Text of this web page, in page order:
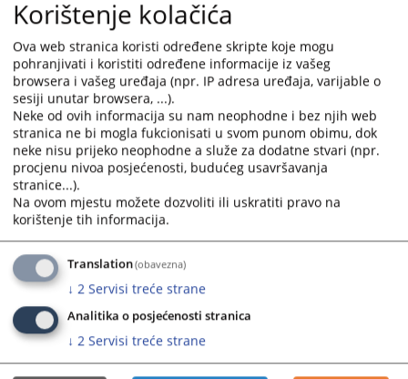
Upisničari:
Danijela Bašić
Dragana Marić
Dražena Petrović
Gordana Jelić
Slađana Sekulić
Zdravka Miladinović
Daktilografi-zapisničari:
Denis Grabovac
Dragana Jelić
Goran Kovačević
Slobodanka Ostojić
Stanko Lukić
Korištenje kolačića
Ova web stranica koristi određene skripte koje mogu
pohranjivati i koristiti određene informacije iz vašeg
browsera i vašeg uređaja (npr. IP adresa uređaja, varijable o
sesiji unutar browsera, ...).
Neke od ovih informacija su nam neophodne i bez njih web
stranica ne bi mogla fukcionisati u svom punom obimu, dok
neke nisu prijeko neophodne a služe za dodatne stvari (npr.
procjenu nivoa posjećenosti, budućeg usavršavanja
stranice...).
Na ovom mjestu možete dozvoliti ili uskratiti pravo na
korištenje tih informacija.
Translation(obavezna)
↓ 2 Servisi treće strane
Analitika o posjećenosti stranica
↓ 2 Servisi treće strane